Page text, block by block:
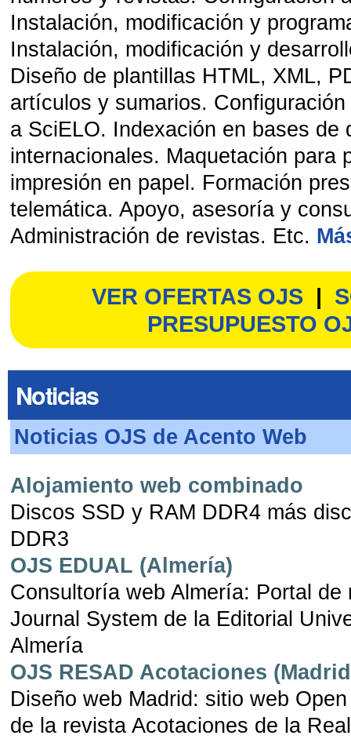
Instalación, modificación y
Instalación, modificación y
Diseño de plantillas HTML, XML,
artículos y sumarios.
a SciELO. Indexación en bases de
internacionales. Maquetación para
impresión en papel. Formación
telemática. Apoyo, asesoría y
Administración de revistas. Etc.
VER OFERTAS OJS |
PRESUPUESTO
Noticias
Noticias OJS de Acento Web
Alojamiento web combinado
Discos SSD y RAM DDR4 más
DDR3
OJS EDUAL (Almería)
Consultoría web Almería: Portal de
Journal System de la Editorial
Almería
OJS RESAD Acotaciones
Diseño web Madrid: sitio web
de la revista Acotaciones de la